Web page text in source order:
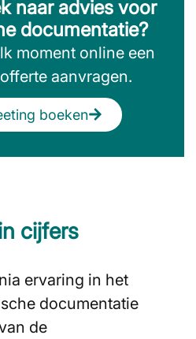
naar advies voor
documentatie?
moment online een
aanvragen.
boeken
cijfers
ervaring in het
documentatie
de